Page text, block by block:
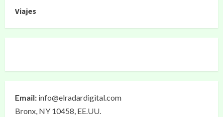
Viajes
Email: info@elradardigital.com
Bronx, NY 10458, EE.UU.